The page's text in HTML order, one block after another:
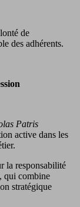
de
des adhérents.
Patris
active dans les
la responsabilité
qui combine
stratégique